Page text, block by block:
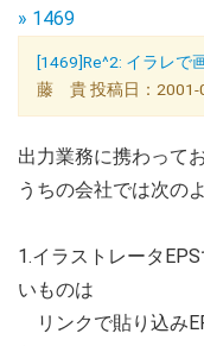
» 1469
[1469]Re^2: イラレ
藤 貴 投稿日：2001-
出力業務に携わって
うちの会社では次の
1.イラストレータ
いものは
リンクで貼り込み